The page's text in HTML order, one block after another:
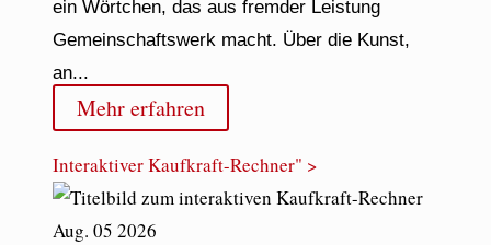
ein Wörtchen, das aus fremder Leistung
Gemeinschaftswerk macht. Über die Kunst,
an...
Mehr erfahren
Interaktiver Kaufkraft-Rechner" >
Aug. 05 2026